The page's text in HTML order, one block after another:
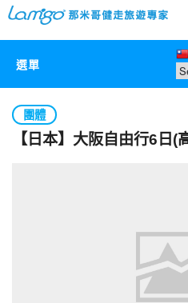
選單
那米哥莊園
中國
團體
【日本】大阪自由行6日(